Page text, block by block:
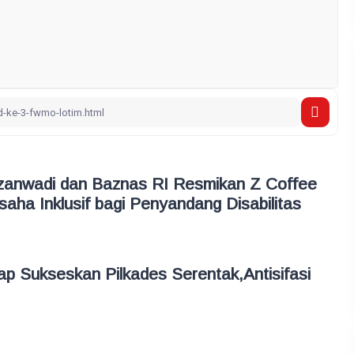
dan Baznas RI Resmikan Z Coffee
Inklusif bagi Penyandang Disabilitas
Sukseskan Pilkades Serentak,Antisifasi